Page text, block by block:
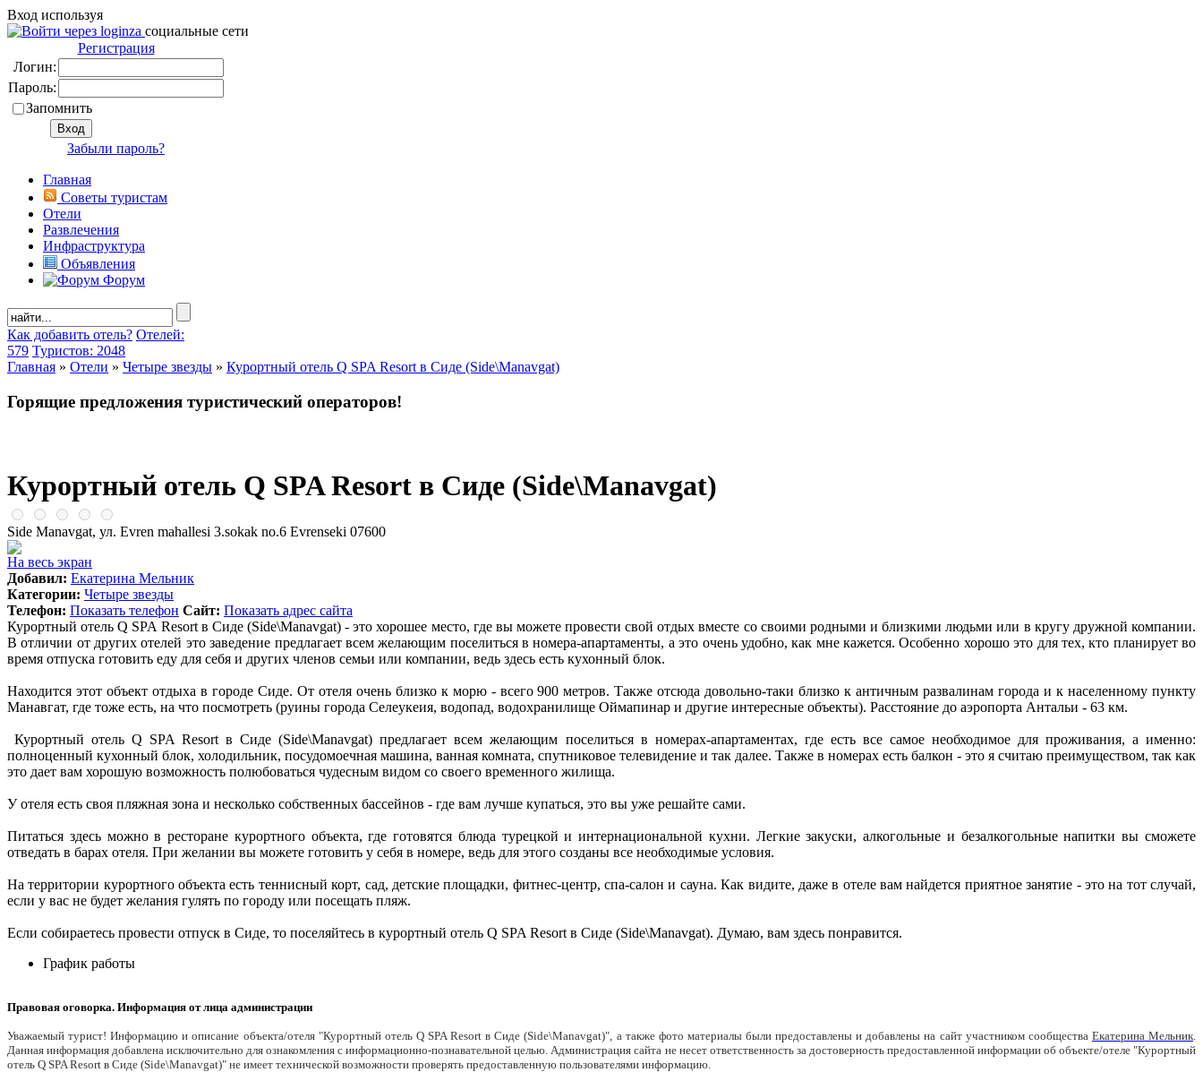
Вход используя
социальные сети
Регистрация
Логин:
Пароль:
Запомнить
Забыли пароль?
Главная
Советы туристам
Отели
Развлечения
Инфраструктура
Объявления
Форум
Как добавить отель? Отелей:
579 Туристов: 2048
Главная » Отели » Четыре звезды » Курортный отель Q SPA Resort в Сиде (Side\Manavgat)
Горящие предложения туристический операторов!
Курортный отель Q SPA Resort в Сиде (Side\Manavgat)
Side Manavgat, ул. Evren mahallesi 3.sokak no.6 Evrenseki 07600
На весь экран
Добавил: Екатерина Мельник
Категории: Четыре звезды
Телефон: Показать телефон Сайт: Показать адрес сайта
Курортный отель Q SPA Resort в Сиде (Side\Manavgat) - это хорошее место, где вы можете провести свой отдых вместе со своими родными и близкими людьми или в кругу дружной компании.
В отличии от других отелей это заведение предлагает всем желающим поселиться в номера-апартаменты, а это очень удобно, как мне кажется. Особенно хорошо это для тех, кто планирует во
время отпуска готовить еду для себя и других членов семьи или компании, ведь здесь есть кухонный блок.
Находится этот объект отдыха в городе Сиде. От отеля очень близко к морю - всего 900 метров. Также отсюда довольно-таки близко к античным развалинам города и к населенному пункту
Манавгат, где тоже есть, на что посмотреть (руины города Селеукеия, водопад, водохранилище Оймапинар и другие интересные объекты). Расстояние до аэропорта Антальи - 63 км.
Курортный отель Q SPA Resort в Сиде (Side\Manavgat) предлагает всем желающим поселиться в номерах-апартаментах, где есть все самое необходимое для проживания, а именно:
полноценный кухонный блок, холодильник, посудомоечная машина, ванная комната, спутниковое телевидение и так далее. Также в номерах есть балкон - это я считаю преимуществом, так как
это дает вам хорошую возможность полюбоваться чудесным видом со своего временного жилища.
У отеля есть своя пляжная зона и несколько собственных бассейнов - где вам лучше купаться, это вы уже решайте сами.
Питаться здесь можно в ресторане курортного объекта, где готовятся блюда турецкой и интернациональной кухни. Легкие закуски, алкогольные и безалкогольные напитки вы сможете
отведать в барах отеля. При желании вы можете готовить у себя в номере, ведь для этого созданы все необходимые условия.
На территории курортного объекта есть теннисный корт, сад, детские площадки, фитнес-центр, спа-салон и сауна. Как видите, даже в отеле вам найдется приятное занятие - это на тот случай,
если у вас не будет желания гулять по городу или посещать пляж.
Если собираетесь провести отпуск в Сиде, то поселяйтесь в курортный отель Q SPA Resort в Сиде (Side\Manavgat). Думаю, вам здесь понравится.
График работы
Правовая оговорка. Информация от лица администрации
Уважаемый турист! Информацию и описание объекта/отеля "Курортный отель Q SPA Resort в Сиде (Side\Manavgat)", а также фото материалы были предоставлены и добавлены на сайт участником сообщества Екатерина Мельник
Данная информация добавлена исключительно для ознакомления с информационно-познавательной целью. Администрация сайта не несет ответственность за достоверность предоставленной информации об объекте/отеле "Курортный
отель Q SPA Resort в Сиде (Side\Manavgat)" не имеет технической возможности проверять предоставленную пользователями информацию.